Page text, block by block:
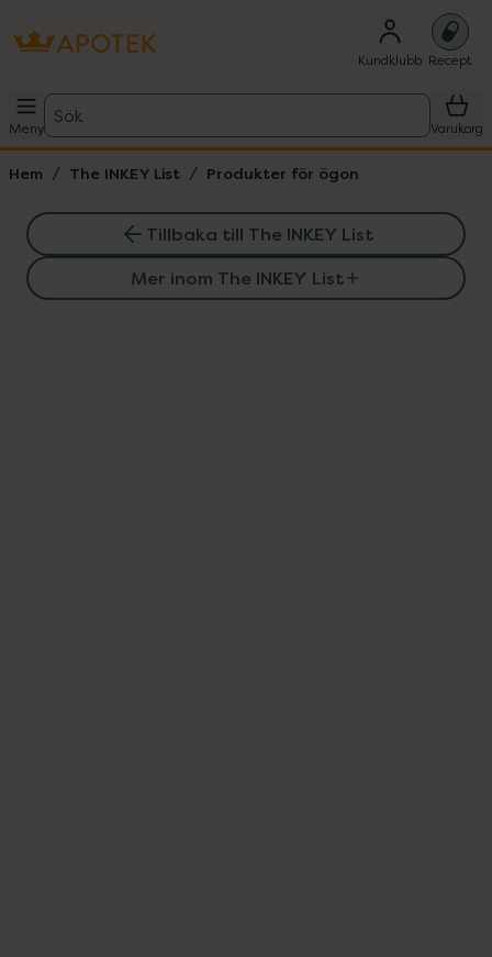
Kundklubb Recept
Meny
Sök
Varukorg
Hem The INKEY List Produkter för ögon
Tillbaka till The INKEY List
Mer inom The INKEY List